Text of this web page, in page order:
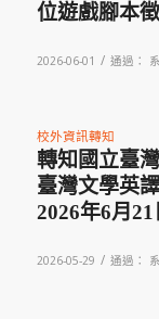
位遊戲腳本
2026-06-01 / 通過：
校外資訊轉知
轉知國立臺
臺灣文學英
2026年6月
2026-05-29 / 通過：